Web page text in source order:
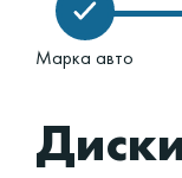
Марка авто